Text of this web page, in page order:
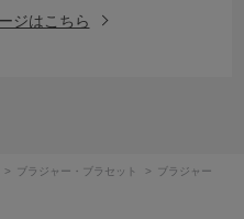
ジはこちら
> ブラジャー・ブラセット >
ブラジャー